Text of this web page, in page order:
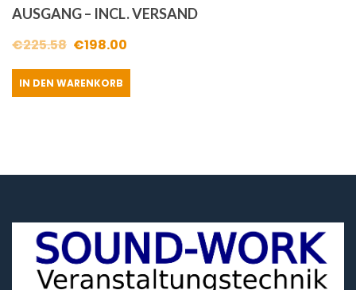
AUSGANG – INCL. VERSAND
€225.58 Ursprünglicher
Preis
war:
€198.00
IN DEN WARENKORB